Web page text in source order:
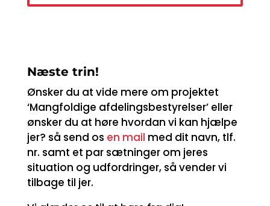
Næste trin!
Ønsker du at vide mere om projektet
‘Mangfoldige afdelingsbestyrelser’ eller
ønsker du at høre hvordan vi kan hjælpe
jer? så send os en mail med dit navn, tlf.
nr. samt et par sætninger om jeres
situation og udfordringer, så vender vi
tilbage til jer.